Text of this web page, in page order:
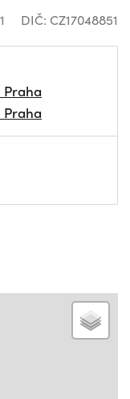
DIČ: CZ17048851
Praha
Praha